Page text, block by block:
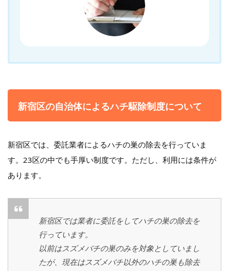
新宿区の自治体によるハチ駆除制度について
新宿区では、委託業者によるハチの巣の除去を行っていま
す。23区の中でも手厚い制度です。ただし、利用には条件が
あります。
新宿区では業者に委託をしてハチの巣の除去を
行っています。
以前はスズメバチの巣のみを対象としていまし
たが、現在はスズメバチ以外のハチの巣も除去